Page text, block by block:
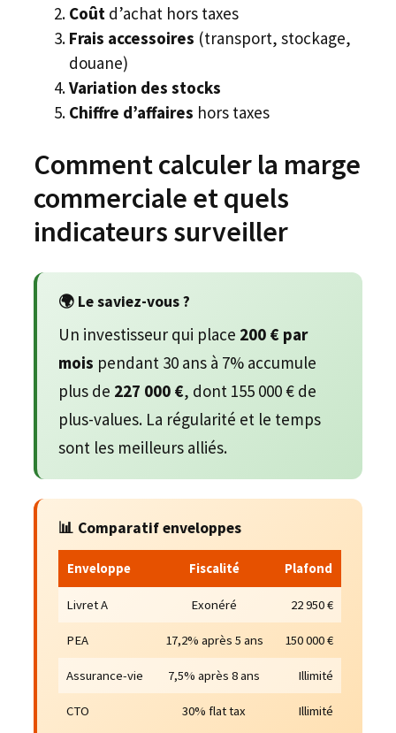
Coût d’achat hors taxes
Frais accessoires (transport, stockage,
douane)
Variation des stocks
Chiffre d’affaires hors taxes
Comment calculer la marge
commerciale et quels
indicateurs surveiller
🌍 Le saviez-vous ?
Un investisseur qui place 200 € par
mois pendant 30 ans à 7% accumule
plus de 227 000 €, dont 155 000 € de
plus-values. La régularité et le temps
sont les meilleurs alliés.
📊 Comparatif enveloppes
Enveloppe Fiscalité Plafond
Livret A Exonéré 22 950 €
PEA 17,2% après 5 ans 150 000 €
Assurance-vie 7,5% après 8 ans Illimité
CTO 30% flat tax Illimité